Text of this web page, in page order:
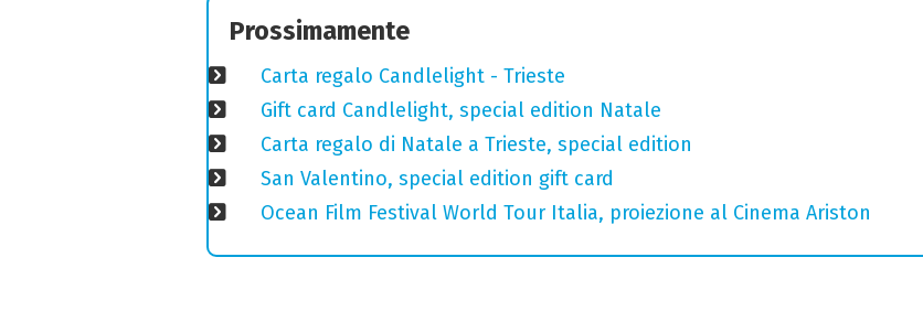
Prossimamente
Carta regalo Candlelight - Trieste
Gift card Candlelight, special edition Natale
Carta regalo di Natale a Trieste, special edition
San Valentino, special edition gift card
Ocean Film Festival World Tour Italia, proiezione al Cinema Ariston